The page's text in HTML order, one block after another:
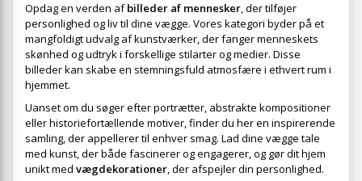
Opdag en verden afbilleder af mennesker, der tilføjer
personlighed og liv til dine vægge. Vores kategori byder på et
mangfoldigt udvalg af kunstværker, der fanger menneskets
skønhed og udtryk i forskellige stilarter og medier. Disse
billeder kan skabe en stemningsfuld atmosfære i ethvert rum i
hjemmet.
Uanset om du søger efter portrætter, abstrakte kompositioner
eller historiefortællende motiver, finder du her en inspirerende
samling, der appellerer til enhver smag. Lad dine vægge tale
med kunst, der både fascinerer og engagerer, og gør dit hjem
unikt med vægdekorationer, der afspejler din personlighed.